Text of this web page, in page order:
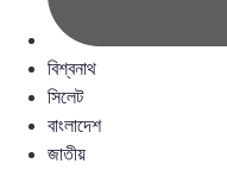
বিশ্বনাথ
সিলেট
বাংলাদেশ
জাতীয়